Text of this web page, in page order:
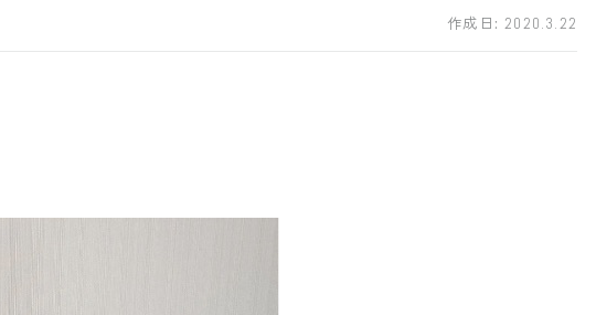
作成日:2020.3.22